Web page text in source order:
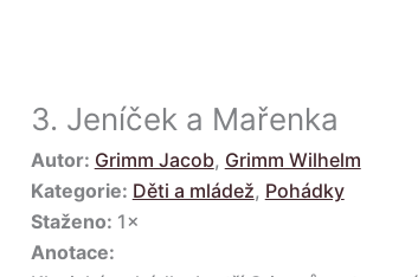
3. Jeníček a Mařenka
Autor: Grimm Jacob, Grimm Wilhelm
Kategorie: Děti a mládež, Pohádky
Staženo: 1×
Anotace: